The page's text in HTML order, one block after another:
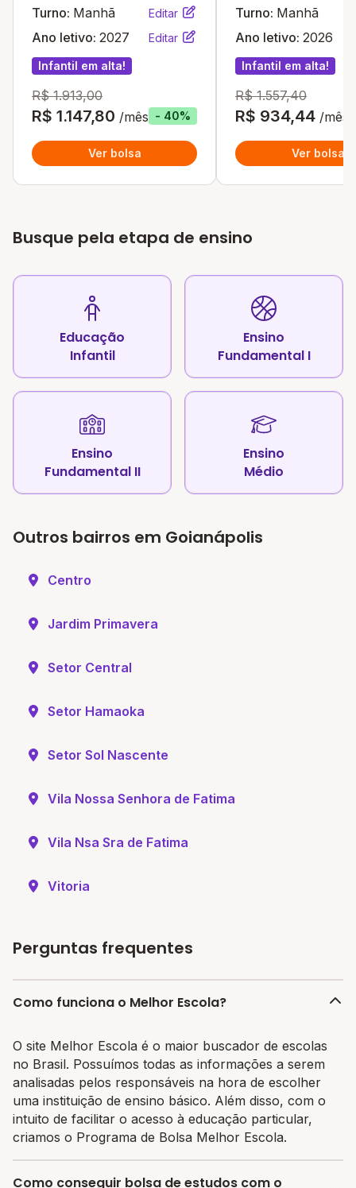
Turno: Manhã Editar
Ano letivo: 2027 Editar
Infantil em alta!
R$ 1.913,00
R$ 1.147,80 /mês - 40%
Ver bolsa
Turno: Manhã
Ano letivo: 2026
Infantil em alta!
R$ 1.557,40
R$ 934,44 /mês
Ver bolsa
Busque pela etapa de ensino
Educação
Infantil
Ensino
Fundamental I
Ensino
Fundamental II
Ensino
Médio
Outros bairros em Goianápolis
Centro
Jardim Primavera
Setor Central
Setor Hamaoka
Setor Sol Nascente
Vila Nossa Senhora de Fatima
Vila Nsa Sra de Fatima
Vitoria
Perguntas frequentes
Como funciona o Melhor Escola?
O site Melhor Escola é o maior buscador de escolas
no Brasil. Possuímos todas as informações a serem
analisadas pelos responsáveis na hora de escolher
uma instituição de ensino básico. Além disso, com o
intuito de facilitar o acesso à educação particular,
criamos o Programa de Bolsa Melhor Escola.
Como conseguir bolsa de estudos com o